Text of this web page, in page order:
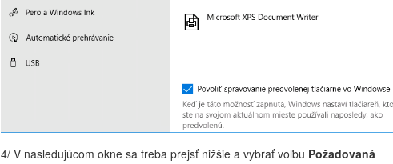
4/ V nasledujúcom okne sa treba prejsť nižšie a vybrať voľbu Požadovaná